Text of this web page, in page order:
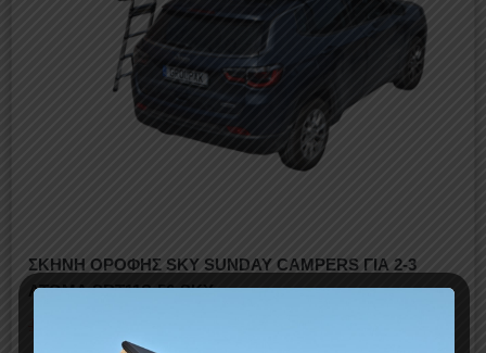
ΣΚΗΝΗ ΟΡΟΦΗΣ SKY SUNDAY CAMPERS ΓΙΑ 2-3
ΑΤΟΜΑ SRT11S-56-SKY